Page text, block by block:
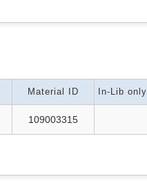
Material ID In-Lib only
109003315